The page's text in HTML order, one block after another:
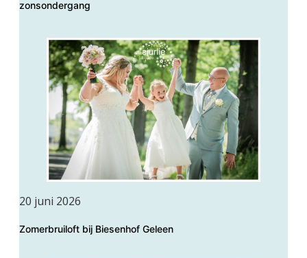
zonsondergang
20 juni 2026
Zomerbruiloft bij Biesenhof Geleen